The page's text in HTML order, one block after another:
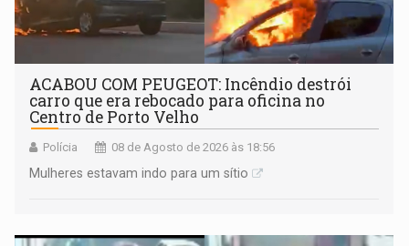
ACABOU COM PEUGEOT: Incêndio destrói
carro que era rebocado para oficina no
Centro de Porto Velho
Polícia 08 de Agosto de 2026 às 18:56
Mulheres estavam indo para um sítio